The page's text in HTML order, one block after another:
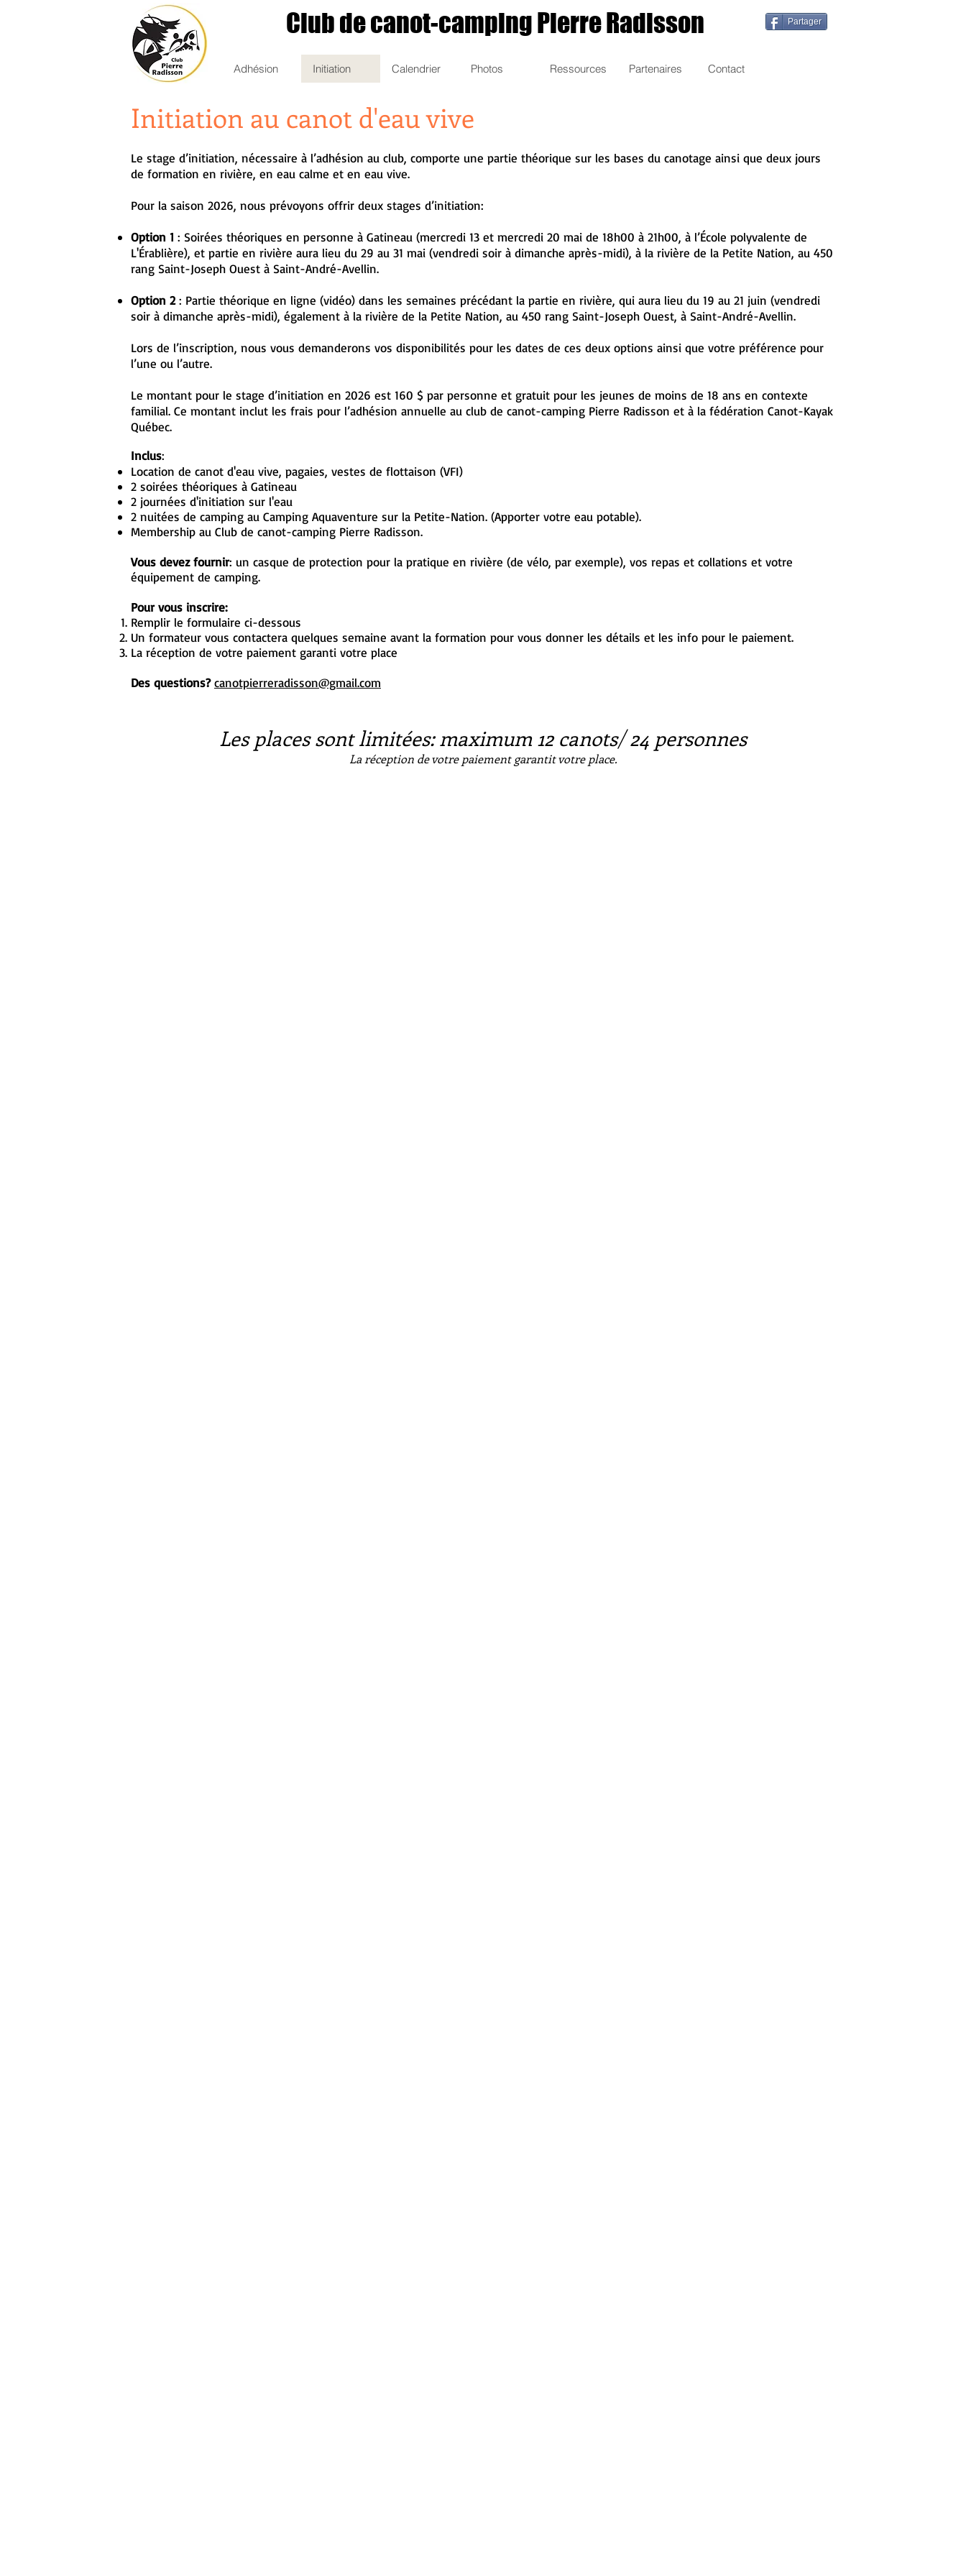
Club de canot-camping Pierre Radisson Partager
Adhésion Initiation Calendrier Photos Ressources Partenaires Contact
Initiation au canot d'eau vive
Le stage d’initiation, nécessaire à l’adhésion au club, comporte une partie théorique sur les bases du canotage ainsi que deux jours
de formation en rivière, en eau calme et en eau vive.
Pour la saison 2026, nous prévoyons offrir deux stages d’initiation:
Option 1 : Soirées théoriques en personne à Gatineau (mercredi 13 et mercredi 20 mai de 18h00 à 21h00, à l’École polyvalente de
L'Érablière), et partie en rivière aura lieu du 29 au 31 mai (vendredi soir à dimanche après-midi), à la rivière de la Petite Nation, au 450
rang Saint-Joseph Ouest à Saint-André-Avellin.
Option 2: Partie théorique en ligne (vidéo) dans les semaines précédant la partie en rivière, qui aura lieu du 19 au 21 juin (vendredi
soir à dimanche après-midi), également à la rivière de la Petite Nation, au 450 rang Saint-Joseph Ouest, à Saint-André-Avellin.
Lors de l’inscription, nous vous demanderons vos disponibilités pour les dates de ces deux options ainsi que votre préférence pour
l’une ou l’autre.
Le montant pour le stage d’initiation en 2026 est 160 $ par personne et gratuit pour les jeunes de moins de 18 ans en contexte
familial. Ce montant inclut les frais pour l’adhésion annuelle au club de canot-camping Pierre Radisson et à la fédération Canot-Kayak
Québec.
Inclus:
Location de canot d'eau vive, pagaies, vestes de flottaison (VFI)
2 soirées théoriques à Gatineau
2 journées d'initiation sur l'eau
2 nuitées de camping au Camping Aquaventure sur la Petite-Nation. (Apporter votre eau potable).
Membership au Club de canot-camping Pierre Radisson.
Vous devez fournir: un casque de protection pour la pratique en rivière (de vélo, par exemple), vos repas et collations et votre
équipement de camping.
Pour vous inscrire:
Remplir le formulaire ci-dessous
Un formateur vous contactera quelques semaine avant la formation pour vous donner les détails et les info pour le paiement.
La réception de votre paiement garanti votre place
Des questions?canotpierreradisson@gmail.com
Les places sont limitées: maximum 12 canots/ 24 personnes
La réception de votre paiement garantit votre place.